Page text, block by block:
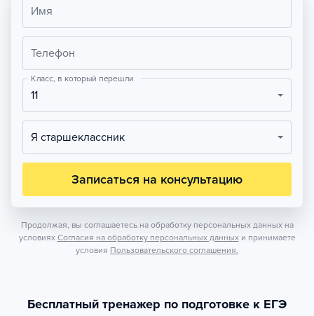
Имя
Телефон
Класс, в который перешли
11
Я старшеклассник
Записаться на консультацию
Продолжая, вы соглашаетесь на обработку персональных данных на
условиях Согласия на обработку персональных данных и принимаете
условия Пользовательского соглашения.
Бесплатный тренажер по подготовке к ЕГЭ